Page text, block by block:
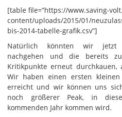
[table file=”https://www.saving-
content/uploads/2015/01/
bis-2014-tabelle-grafik.csv”]
Natürlich könnten wir jetzt
nachgehen und die bereits
Kritikpunkte erneut
Wir haben einen ersten
erreicht und wir können uns
noch größerer Peak, in
kommenden Jahr kommen wird.